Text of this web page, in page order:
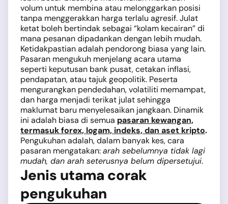
volum untuk membina atau melonggarkan posisi
tanpa menggerakkan harga terlalu agresif. Julat
ketat boleh bertindak sebagai “kolam kecairan” di
mana pesanan dipadankan dengan lebih mudah.
Ketidakpastian adalah pendorong biasa yang lain.
Pasaran mengukuh menjelang acara utama
seperti keputusan bank pusat, cetakan inflasi,
pendapatan, atau tajuk geopolitik. Peserta
mengurangkan pendedahan, volatiliti memampat,
dan harga menjadi terikat julat sehingga
maklumat baru menyelesaikan jangkaan. Dinamik
ini adalah biasa di semua pasaran kewangan,
termasuk forex, logam, indeks, dan aset kripto.
Pengukuhan adalah, dalam banyak kes, cara
pasaran mengatakan:arah sebelumnya tidak lagi
mudah, dan arah seterusnya belum dipersetujui.
Jenis utama corak
pengukuhan